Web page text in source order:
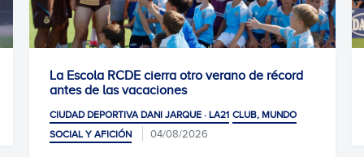
1-1: Empate de mérito